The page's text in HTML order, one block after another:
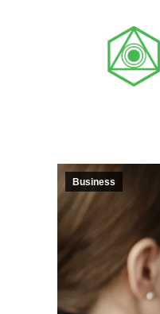
Business